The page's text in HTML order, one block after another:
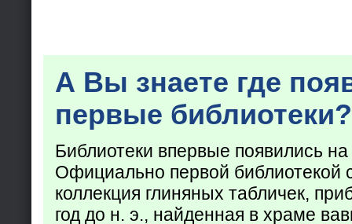
А Вы знаете где
первые библиотеки?
Библиотеки впервые появились
Официально первой библиотекой
коллекция глиняных табличек,
год до н. э., найденная в храме